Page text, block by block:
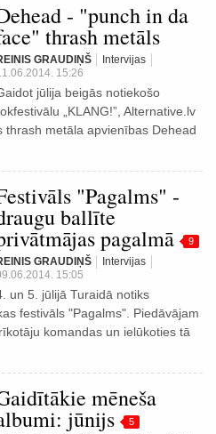
- "punch in da
thrash metāls
GRAUDIŅŠ
Intervijas
15:26
jūlija beigās notiekošo
„KLANG!”, Alternative.lv
thrash metāla apvienības Dehead
"Pagalms" -
ballīte
pagalmā 9
GRAUDIŅŠ
Intervijas
15:05
un 5. jūlijā Turaidā notiks
festivāls "Pagalms". Piedāvājam
komandas un ielūkoties tā
mēneša
jūnijs 5